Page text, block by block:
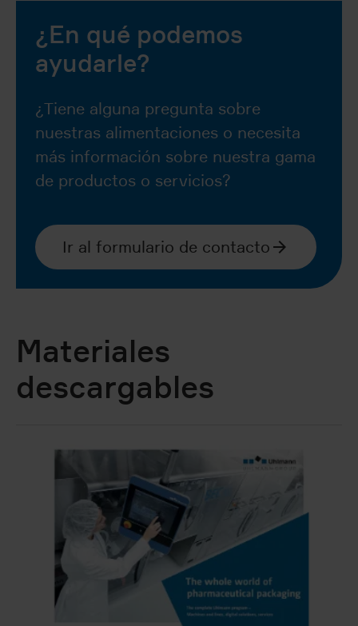
¿En qué podemos
ayudarle?
¿Tiene alguna pregunta sobre
nuestras alimentaciones o necesita
más información sobre nuestra gama
de productos o servicios?
Ir al formulario de contacto
Materiales
descargables